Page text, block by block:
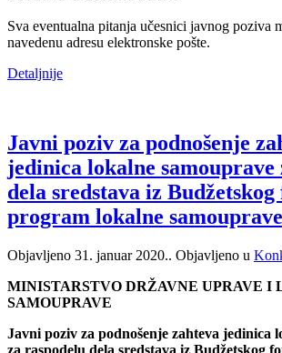
Sva eventualna pitanja učesnici javnog poziva
navedenu adresu elektronske pošte.
Detaljnije
Javni poziv za podnošenje
jedinica lokalne samouprave
dela sredstava iz Budžetskog
program lokalne samouprave
Objavljeno 31. januar 2020.. Objavljeno u
MINISTARSTVO DRŽAVNE UPRAVE I
SAMOUPRAVE
Javni poziv za podnošenje zahteva jedinica